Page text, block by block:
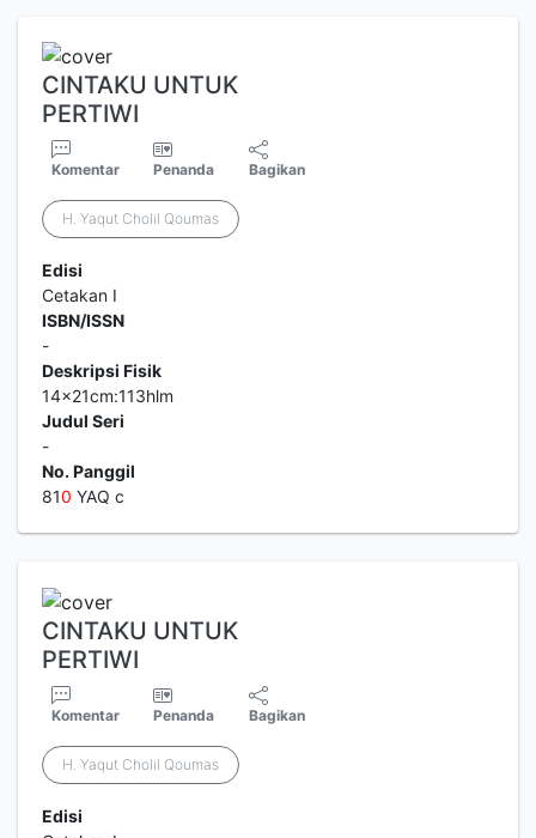
CINTAKU UNTUK
PERTIWI
Komentar Penanda Bagikan
H. Yaqut Cholil Qoumas
Edisi
Cetakan I
ISBN/ISSN
-
Deskripsi Fisik
14x21cm:113hlm
Judul Seri
-
No. Panggil
810 YAQ c
CINTAKU UNTUK
PERTIWI
Komentar Penanda Bagikan
H. Yaqut Cholil Qoumas
Edisi